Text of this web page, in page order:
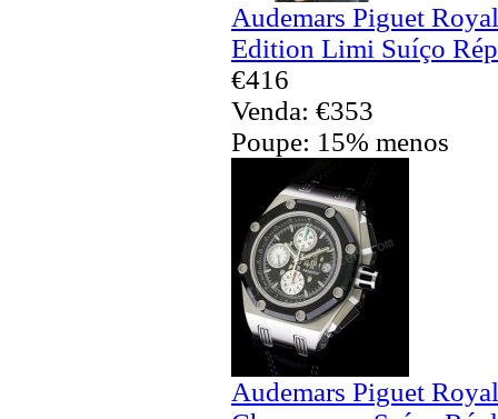
Audemars Piguet
Edition Limi Suíço
€416
Venda: €353
Poupe: 15% menos
Audemars Piguet